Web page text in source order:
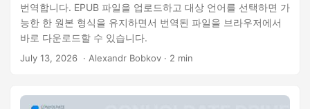
번역합니다. EPUB 파일을 업로드하고 대상 언어를 선택하면 가
능한 한 원본 형식을 유지하면서 번역된 파일을 브라우저에서
바로 다운로드할 수 있습니다.
July 13, 2026 ‎ · Alexandr Bobkov · 2 min